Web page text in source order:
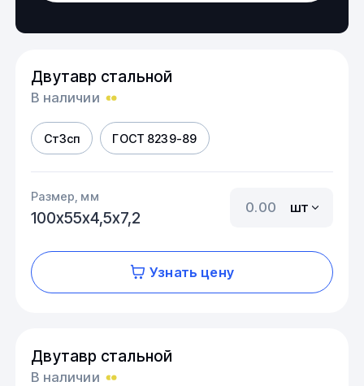
Двутавр стальной
В наличии
Ст3сп ГОСТ 8239-89
Размер, мм
100х55х4,5х7,2
шт
Узнать цену
Двутавр стальной
В наличии